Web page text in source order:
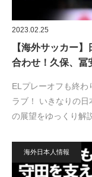
2023.02.25
【海外サッカー
合わせ！久保、
ELプレーオフも終わ
ラブ！ いきなりの
の展望をゆっくり解
海外日本人情報